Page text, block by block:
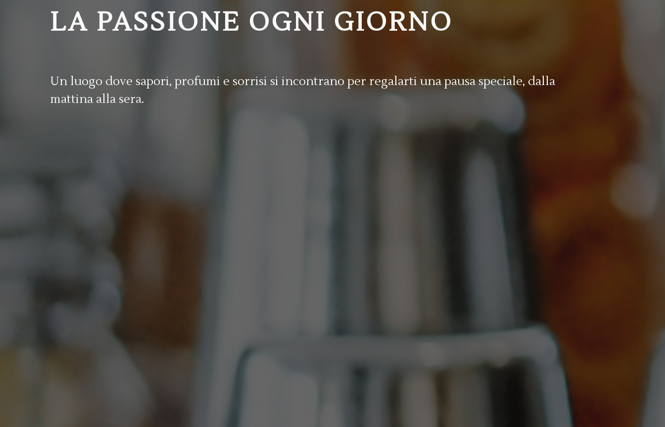
LA PASSIONE OGNI GIORNO
Un luogo dove sapori, profumi e sorrisi si incontrano per regalarti una pausa speciale, dalla
mattina alla sera.